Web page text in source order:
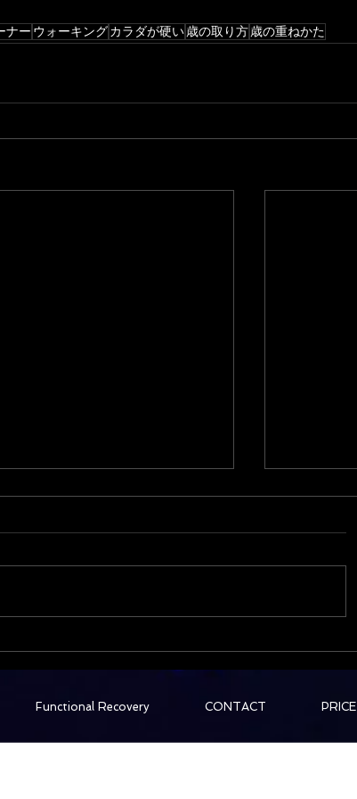
ナー ウォーキング カラダが硬い 歳の取り方 歳の重ねかた
ススメは屋外トレーニング
Functional Recovery CONTACT PRICE